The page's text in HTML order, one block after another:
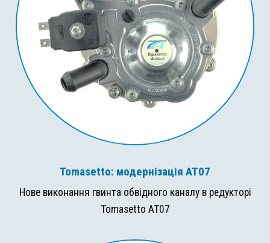
Tomasetto: модернізація AT07
Нове виконання гвинта обвідного каналу в редукторі
Tomasetto AT07